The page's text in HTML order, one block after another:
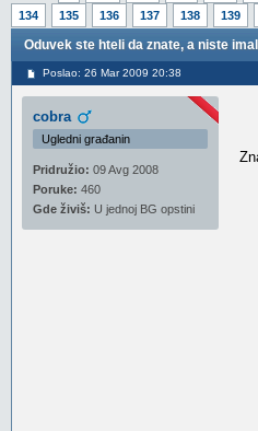
134
135 136 137 138 139
Oduvek ste hteli da znate, a niste
Poslao: 26 Mar 2009 20:38
cobra
Ugledni građanin
Pridružio: 09 Avg 2008
Poruke: 460
Gde živiš: U jednoj BG opstini